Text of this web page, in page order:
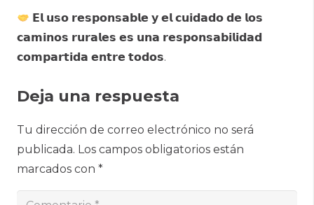
𝗘𝗹 𝘂𝘀𝗼 𝗿𝗲𝘀𝗽𝗼𝗻𝘀𝗮𝗯𝗹𝗲 𝘆 𝗲𝗹 𝗰𝘂𝗶𝗱𝗮𝗱𝗼 𝗱𝗲 𝗹𝗼𝘀
𝗰𝗮𝗺𝗶𝗻𝗼𝘀 𝗿𝘂𝗿𝗮𝗹𝗲𝘀 𝗲𝘀 𝘂𝗻𝗮 𝗿𝗲𝘀𝗽𝗼𝗻𝘀𝗮𝗯𝗶𝗹𝗶𝗱𝗮𝗱
𝗰𝗼𝗺𝗽𝗮𝗿𝘁𝗶𝗱𝗮 𝗲𝗻𝘁𝗿𝗲 𝘁𝗼𝗱𝗼𝘀.
Deja una respuesta
Tu dirección de correo electrónico no será
publicada. Los campos obligatorios están
marcados con *